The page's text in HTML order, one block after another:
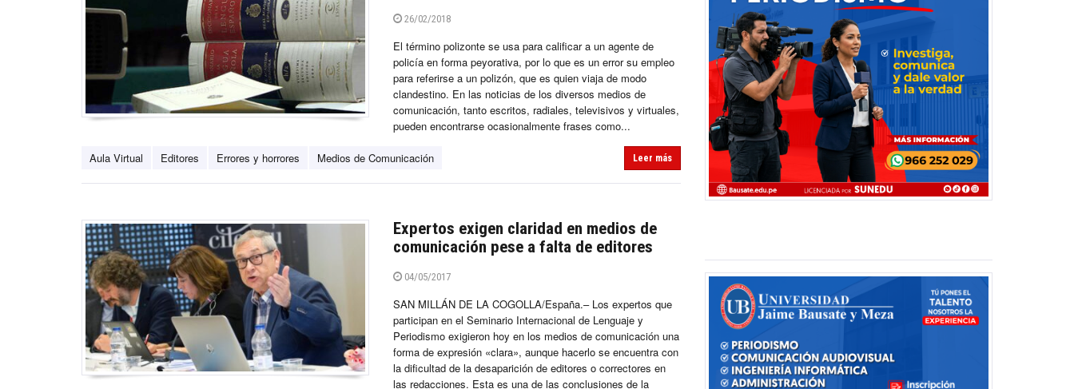
26/02/2018
El término polizonte se usa para calificar a un agente de
policía en forma peyorativa, por lo que es un error su empleo
para referirse a un polizón, que es quien viaja de modo
clandestino. En las noticias de los diversos medios de
comunicación, tanto escritos, radiales, televisivos y virtuales,
pueden encontrarse ocasionalmente frases como...
Aula Virtual Editores Errores y horrores Medios de Comunicación Leer más
Expertos exigen claridad en medios de
comunicación pese a falta de editores
04/05/2017
SAN MILLÁN DE LA COGOLLA/España.– Los expertos que
participan en el Seminario Internacional de Lenguaje y
Periodismo exigieron hoy en los medios de comunicación una
forma de expresión «clara», aunque hacerlo se encuentra con
la dificultad de la desaparición de editores o correctores en
las redacciones. Esta es una de las conclusiones de la